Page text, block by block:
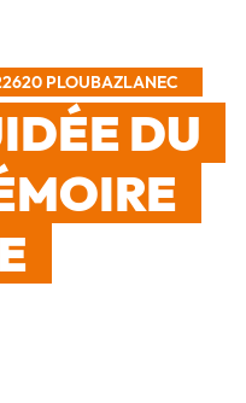
PLOUBAZLANEC
DU